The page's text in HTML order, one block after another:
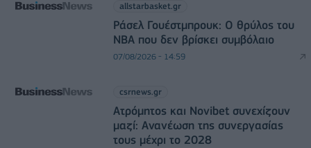
allstarbasket.gr
Ράσελ Γουέστμπρουκ: Ο θρύλος του
NBA που δεν βρίσκει συμβόλαιο
07/08/2026 - 14:59
csrnews.gr
Ατρόμητος και Novibet συνεχίζουν
μαζί: Ανανέωση της συνεργασίας
τους μέχρι το 2028